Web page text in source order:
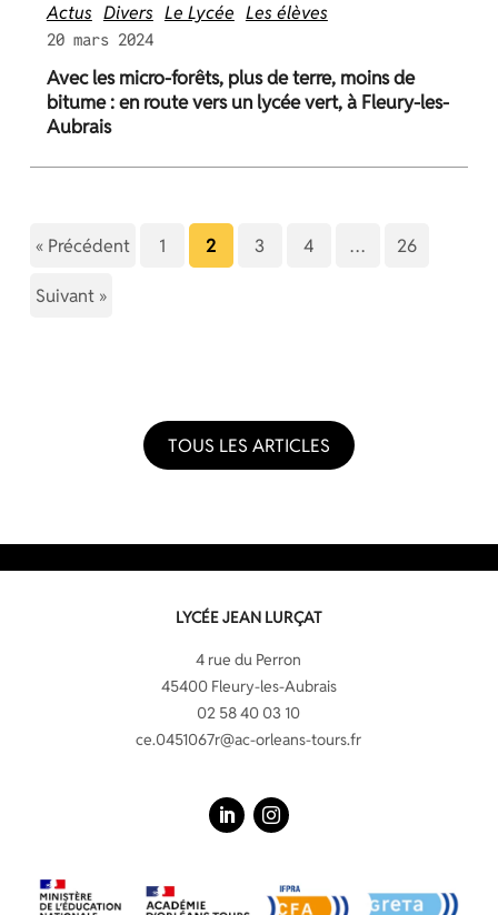
Actus Divers Le Lycée Les élèves
20 mars 2024
Avec les micro-forêts, plus de terre, moins de
bitume : en route vers un lycée vert, à Fleury-les-
Aubrais
« Page
Précédent Page
1 Page
2 Page
3 Page
4 … Page
26
SuivantPage
»
TOUS LES ARTICLES
LYCÉE JEAN LURÇAT
4 rue du Perron
45400 Fleury-les-Aubrais
02 58 40 03 10
ce.0451067r@ac-orleans-tours.fr